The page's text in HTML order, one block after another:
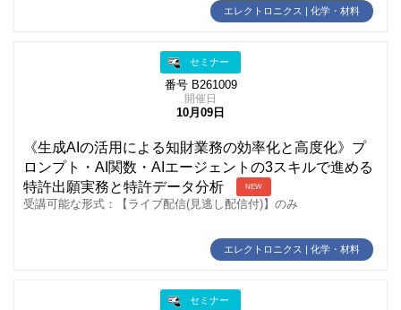
エレクトロニクス | 化学・材料
セミナー
番号 B261009
開催日
10月09日
《生成AIの活用による知財業務の効率化と高度化》プ
ロンプト・AI関数・AIエージェントの3スキルで進める
特許出願実務と特許データ分析
NEW
受講可能な形式：【ライブ配信(見逃し配信付)】のみ
エレクトロニクス | 化学・材料
セミナー